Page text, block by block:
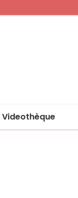
Videothèque